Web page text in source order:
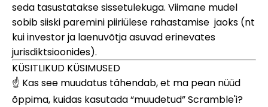
seda tasustatakse sissetulekuga. Viimane mudel
sobib siiski paremini piiriülese rahastamise jaoks (nt
kui investor ja laenuvõtja asuvad erinevates
jurisdiktsioonides).
KÜSITLIKUD KÜSIMUSED
☝️ Kas see muudatus tähendab, et ma pean nüüd
õppima, kuidas kasutada “muudetud” Scramble'i?